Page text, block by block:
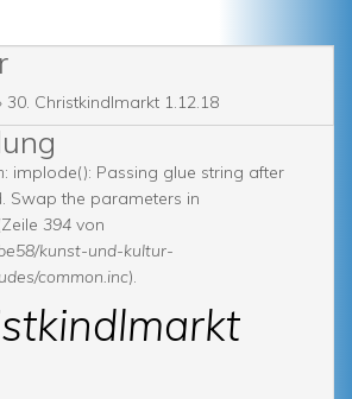
30. Christkindlmarkt 1.12.18
: implode(): Passing glue string after
Swap the parameters in
394 von
kunst-und-kultur-
common.inc).